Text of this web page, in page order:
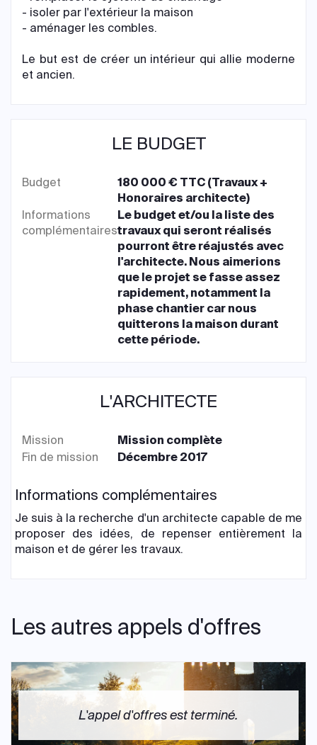
- isoler par l'extérieur la maison
- aménager les combles.
Le but est de créer un intérieur qui allie moderne
et ancien.
LE BUDGET
Budget
180 000 € TTC (Travaux +
Honoraires architecte)
Informations
complémentaires
Le budget et/ou la liste des
travaux qui seront réalisés
pourront être réajustés avec
l'architecte. Nous aimerions
que le projet se fasse assez
rapidement, notamment la
phase chantier car nous
quitterons la maison durant
cette période.
L'ARCHITECTE
Mission
Mission complète
Fin de mission
Décembre 2017
Informations complémentaires
Je suis à la recherche d'un architecte capable de me
proposer des idées, de repenser entièrement la
maison et de gérer les travaux.
Les autres appels d'offres
L'appel d'offres est terminé.